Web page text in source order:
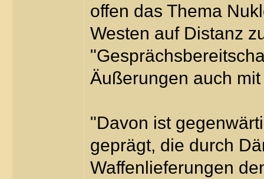
offen das Thema
Westen auf Distanz
Äußerungen auch
"Davon ist
geprägt, die durch
Waffenlieferungen